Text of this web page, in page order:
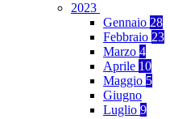
2023
Gennaio 28
Febbraio 23
Marzo 4
Aprile 10
Maggio 5
Giugno
Luglio 9